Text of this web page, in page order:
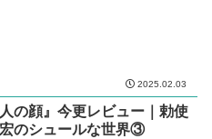
2025.02.03
人の顔』今更レビュー｜勅使
のシュールな世界③